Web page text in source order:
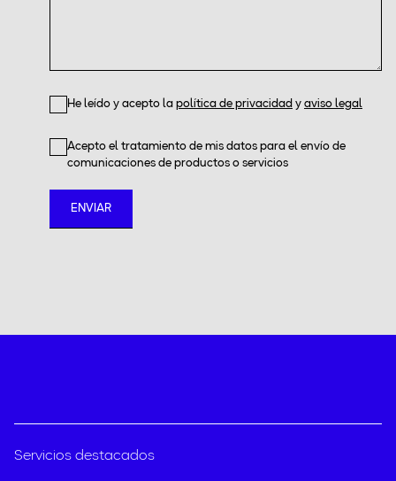
He leído y acepto la política de privacidad y aviso legal
Acepto el tratamiento de mis datos para el envío de
comunicaciones de productos o servicios
Servicios destacados